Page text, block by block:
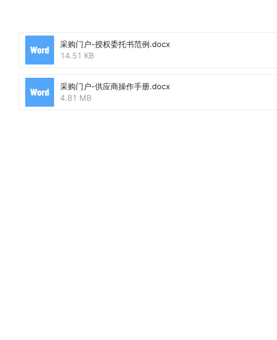
采购门户-授权委托书范例.docx
14.51 KB
采购门户-供应商操作手册.docx
4.81 MB